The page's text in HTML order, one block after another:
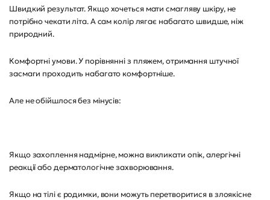
Швидкий результат. Якщо хочеться мати смагляву шкіру, не
потрібно чекати літа. А сам колір лягає набагато швидше, ніж
природний.
Комфортні умови. У порівнянні з пляжем, отримання штучної
засмаги проходить набагато комфортніше.
Але не обійшлося без мінусів:
Якщо захоплення надмірне, можна викликати опік, алергічні
реакції або дерматологічне захворювання.
Якщо на тілі є родимки, вони можуть перетворитися в злоякісне